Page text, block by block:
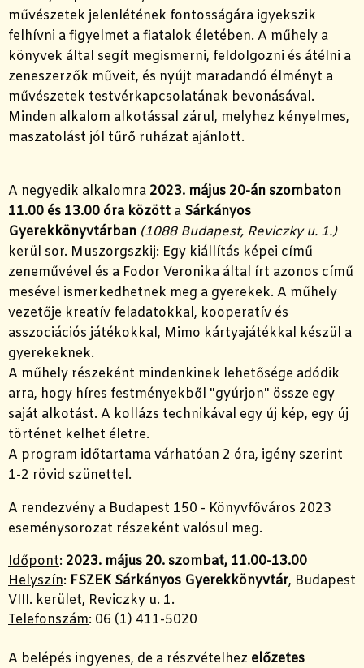
művészetek jelenlétének fontosságára igyekszik
felhívni a figyelmet a fiatalok életében. A műhely a
könyvek által segít megismerni, feldolgozni és átélni a
zeneszerzők műveit, és nyújt maradandó élményt a
művészetek testvérkapcsolatának bevonásával.
Minden alkalom alkotással zárul, melyhez kényelmes,
maszatolást jól tűrő ruházat ajánlott.
A negyedik alkalomra 2023. május 20-án szombaton
11.00 és 13.00 óra között a Sárkányos
Gyerekkönyvtárban (1088 Budapest, Reviczky u. 1.)
kerül sor. Muszorgszkij: Egy kiállítás képei című
zeneművével és a Fodor Veronika által írt azonos című
mesével ismerkedhetnek meg a gyerekek. A műhely
vezetője kreatív feladatokkal, kooperatív és
asszociációs játékokkal, Mimo kártyajátékkal készül a
gyerekeknek.
A műhely részeként mindenkinek lehetősége adódik
arra, hogy híres festményekből "gyúrjon" össze egy
saját alkotást. A kollázs technikával egy új kép, egy új
történet kelhet életre.
A program időtartama várhatóan 2 óra, igény szerint
1-2 rövid szünettel.
A rendezvény a Budapest 150 - Könyvfőváros 2023
eseménysorozat részeként valósul meg.
Időpont: 2023. május 20. szombat, 11.00-13.00
Helyszín: FSZEK Sárkányos Gyerekkönyvtár, Budapest
VIII. kerület, Reviczky u. 1.
Telefonszám: 06 (1) 411-5020
A belépés ingyenes, de a részvételhez előzetes